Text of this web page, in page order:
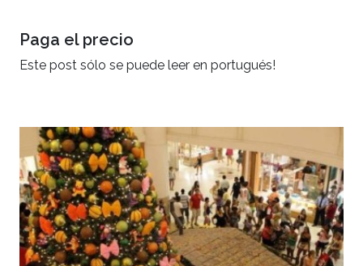
Paga el precio
Este post sólo se puede leer en portugués!